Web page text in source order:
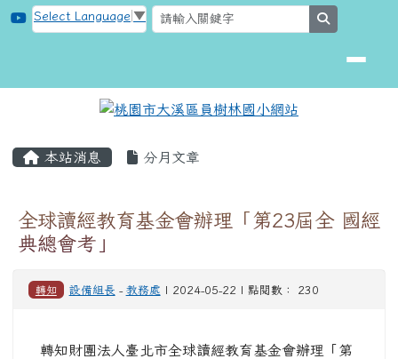
跳至主內容區
桃園市大溪區員樹林國小網站
Select Language ▼
本站消息 分月文章
全球讀經教育基金會辦理「第23屆全 國經
典總會考」
轉知 設備組長 - 教務處 | 2024-05-22 | 點閱數： 230
轉知財團法人臺北市全球讀經教育基金會辦理「第